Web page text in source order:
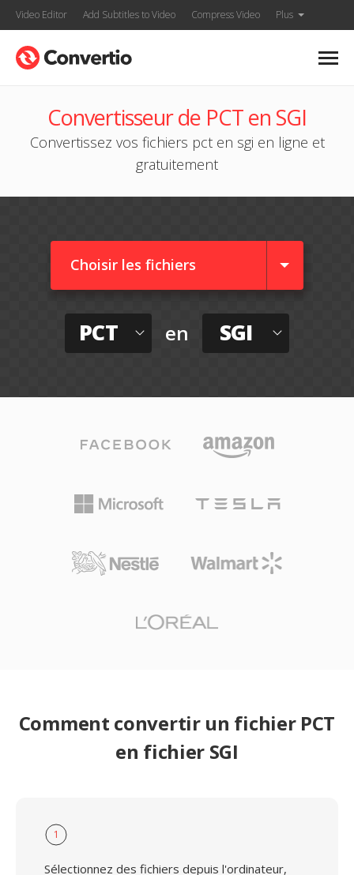
Video Editor Add Subtitles to Video Compress Video Plus
Convertisseur de PCT en SGI
Convertissez vos fichiers pct en sgi en ligne et
gratuitement
Choisir les fichiers
PCT en SGI
Comment convertir un fichier PCT
en fichier SGI
1
Sélectionnez des fichiers depuis l'ordinateur,